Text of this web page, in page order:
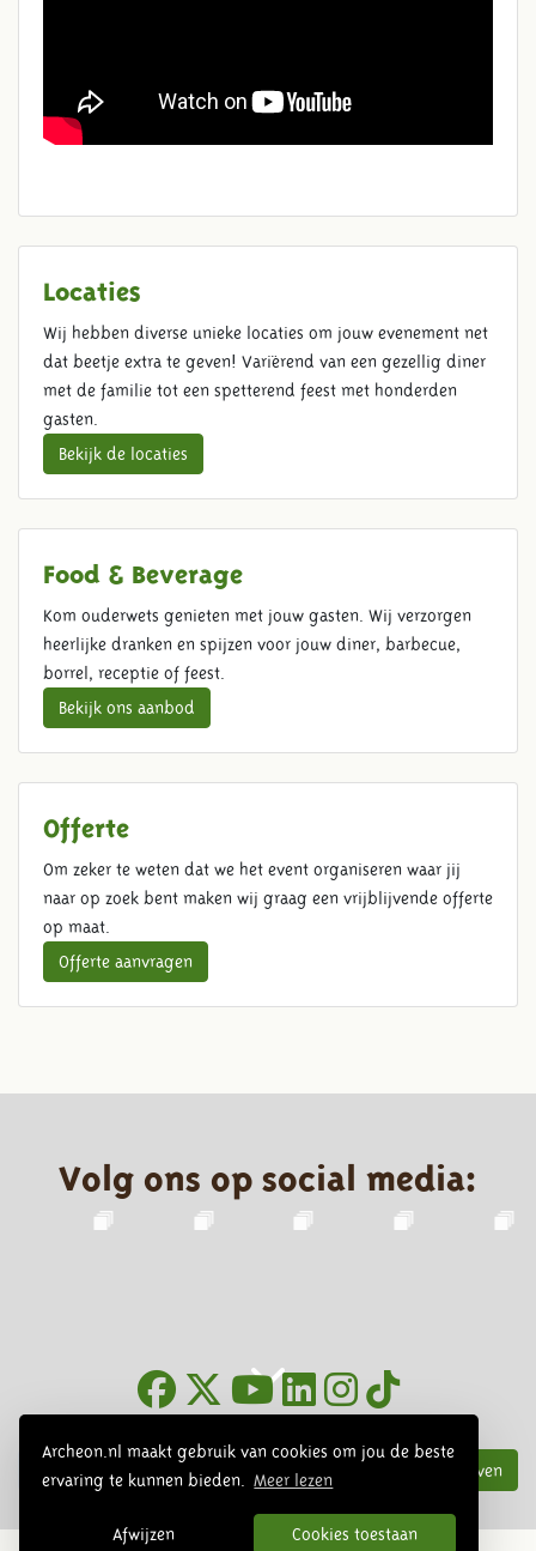
Archeon.nl maakt gebruik van cookies om jou de beste
ervaring te kunnen bieden.
Meer lezen
Afwijzen Cookies toestaan
Locaties
Wij hebben diverse unieke locaties om jouw evenement net
dat beetje extra te geven! Variërend van een gezellig diner
met de familie tot een spetterend feest met honderden
gasten.
Bekijk de locaties
Food & Beverage
Kom ouderwets genieten met jouw gasten. Wij verzorgen
heerlijke dranken en spijzen voor jouw diner, barbecue,
borrel, receptie of feest.
Bekijk ons aanbod
Offerte
Om zeker te weten dat we het event organiseren waar jij
naar op zoek bent maken wij graag een vrijblijvende offerte
op maat.
Offerte aanvragen
Volg ons op social media:
Inschrijven